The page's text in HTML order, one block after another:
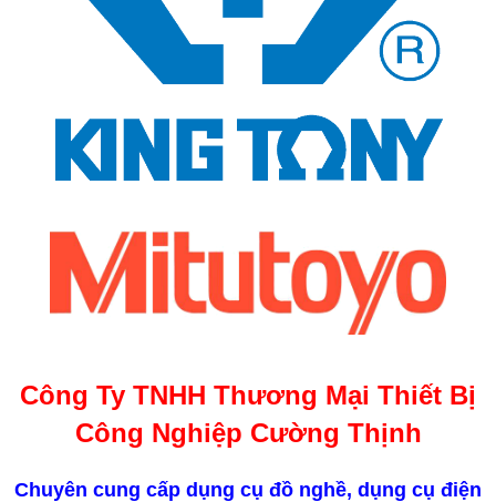
Công Ty TNHH Thương Mại Thiết Bị
Công Nghiệp Cường Thịnh
Chuyên cung cấp dụng cụ đồ nghề, dụng cụ điện